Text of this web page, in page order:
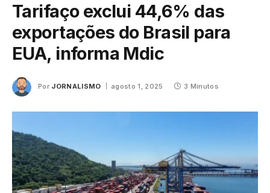
Tarifaço exclui 44,6% das
exportações do Brasil para
EUA, informa Mdic
Por JORNALISMO agosto 1, 2025 3 Minutos